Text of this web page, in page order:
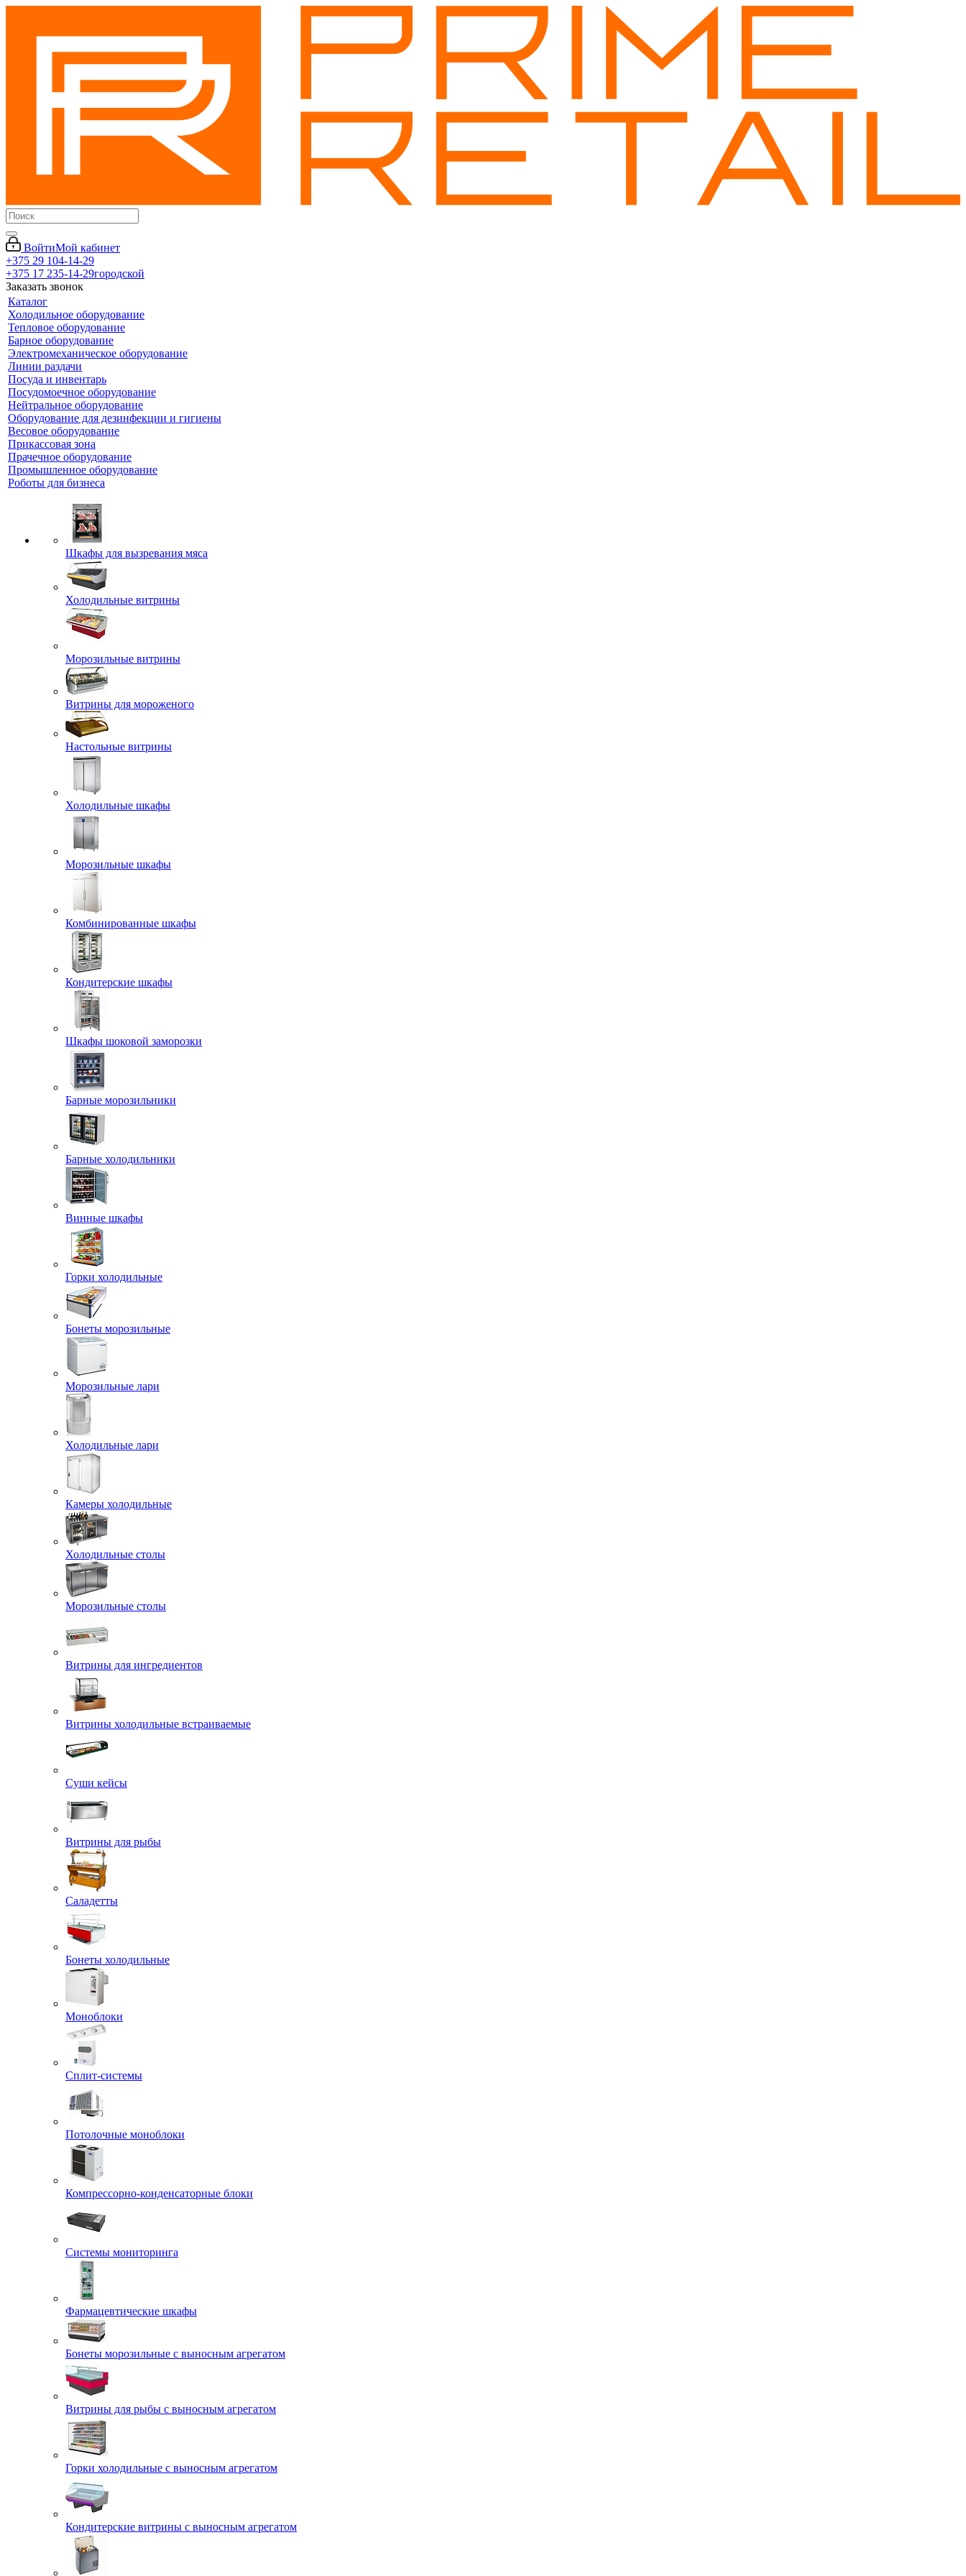
ВойтиМой кабинет
+375 29 104-14-29
+375 17 235-14-29городской
Заказать звонок
Каталог
Холодильное оборудование
Тепловое оборудование
Барное оборудование
Электромеханическое оборудование
Линии раздачи
Посуда и инвентарь
Посудомоечное оборудование
Нейтральное оборудование
Оборудование для дезинфекции и гигиены
Весовое оборудование
Прикассовая зона
Прачечное оборудование
Промышленное оборудование
Роботы для бизнеса
Шкафы для вызревания мяса
Холодильные витрины
Морозильные витрины
Витрины для мороженого
Настольные витрины
Холодильные шкафы
Морозильные шкафы
Комбинированные шкафы
Кондитерские шкафы
Шкафы шоковой заморозки
Барные морозильники
Барные холодильники
Винные шкафы
Горки холодильные
Бонеты морозильные
Морозильные лари
Холодильные лари
Камеры холодильные
Холодильные столы
Морозильные столы
Витрины для ингредиентов
Витрины холодильные встраиваемые
Суши кейсы
Витрины для рыбы
Саладетты
Бонеты холодильные
Моноблоки
Сплит-системы
Потолочные моноблоки
Компрессорно-конденсаторные блоки
Системы мониторинга
Фармацевтические шкафы
Бонеты морозильные с выносным агрегатом
Витрины для рыбы с выносным агрегатом
Горки холодильные с выносным агрегатом
Кондитерские витрины с выносным агрегатом